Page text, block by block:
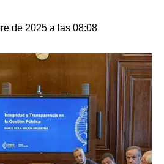
de 2025 a las 08:08